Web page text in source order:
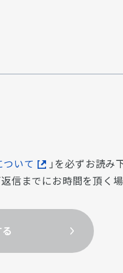
いて
」を必ずお読み
信までにお時間を頂く